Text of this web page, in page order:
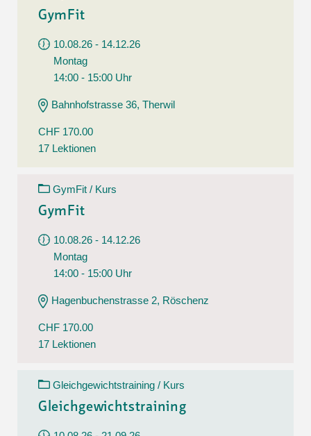
GymFit
10.08.26 - 14.12.26
Montag
14:00 - 15:00 Uhr
Bahnhofstrasse 36, Therwil
CHF 170.00
17 Lektionen
GymFit / Kurs
GymFit
10.08.26 - 14.12.26
Montag
14:00 - 15:00 Uhr
Hagenbuchenstrasse 2, Röschenz
CHF 170.00
17 Lektionen
Gleichgewichtstraining / Kurs
Gleichgewichtstraining